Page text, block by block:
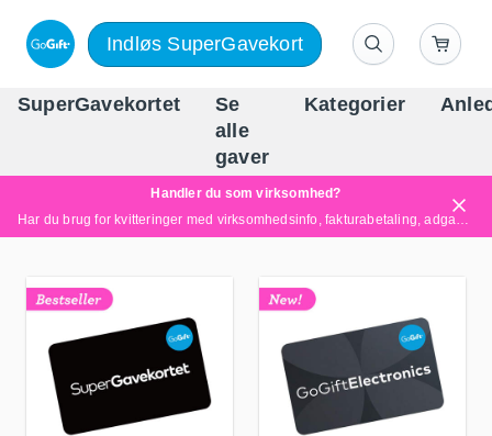
Indløs SuperGavekort
SuperGavekortet
Se
alle
gaver
Kategorier
Handler du som virksomhed?
Har du brug for kvitteringer med virksomhedsinfo, fakturabetaling, adgang for flere brugere eller skræddersyede løsninger?